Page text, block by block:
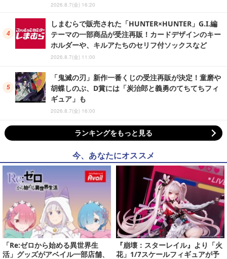
2026.8.7(金) 16:20
しまむらで販売された「HUNTER×HUNTER」G.I.編
テーマの一部商品が受注再販！カードデザインのキー
ホルダーや、キルアたちのセリフ付ソックスなど
2026.8.7(金) 11:00
「鬼滅の刃」新作一番くじの受注再販が決定！童磨や
胡蝶しのぶ、D賞には「炭治郎と義勇のてちてちフィ
ギュア」も
2026.8.7(金) 16:00
ランキングをもっと見る
今、あなたにオススメ
「Re:ゼロから始める異世界生
活」グッズがアベイル一部店舗、
『崩壊：スターレイル』より「火
花」1/7スケールフィギュアが予